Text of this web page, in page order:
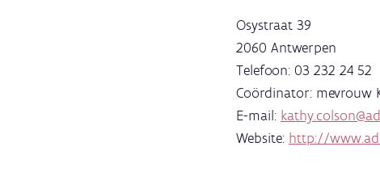
Osystraat 39
2060 Antwerpen
Telefoon: 03 232 24 52
Coördinator: mevrouw
E-mail:
Website: http://